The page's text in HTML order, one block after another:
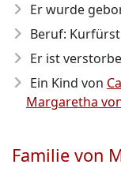
Er wurde
Beruf:
Er ist
Ein Kind von
Margaretha
Familie von